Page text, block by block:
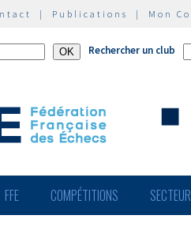
| Publications | Mon
Rechercher un club
FFE COMPÉTITIONS